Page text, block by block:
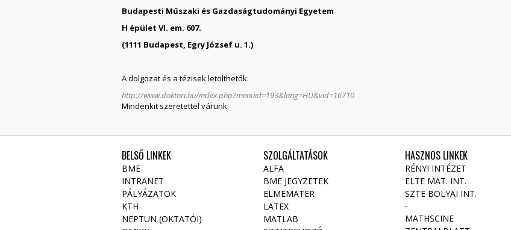
Budapesti Műszaki és Gazdaságtudományi Egyetem
H épület VI. em. 607.
(1111 Budapest, Egry József u. 1.)
A dolgozat és a tézisek letölthetők:
http://www.doktori.hu/index.php?menuid=193&lang=HU&vid=16710
Mindenkit szeretettel várunk.
BELSŐ LINKEK
BME
INTRANET
PÁLYÁZATOK
KTH
NEPTUN (OKTATÓI)
SZOLGÁLTATÁSOK
ALFA
BME JEGYZETEK
ELMEMATER
LATEX
MATLAB
HASZNOS LINKEK
RÉNYI INTÉZET
ELTE MAT. INT.
SZTE BOLYAI INT.
-
MATHSCINE